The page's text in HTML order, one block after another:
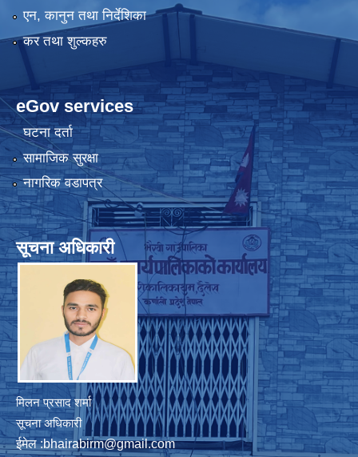
एन, कानुन तथा निर्देशिका
कर तथा शुल्कहरु
eGov services
घटना दर्ता
सामाजिक सुरक्षा
नागरिक वडापत्र
सूचना अधिकारी
मिलन प्रसाद शर्मा
सूचना अधिकारी
ईमेल :bhairabirm@gmail.com